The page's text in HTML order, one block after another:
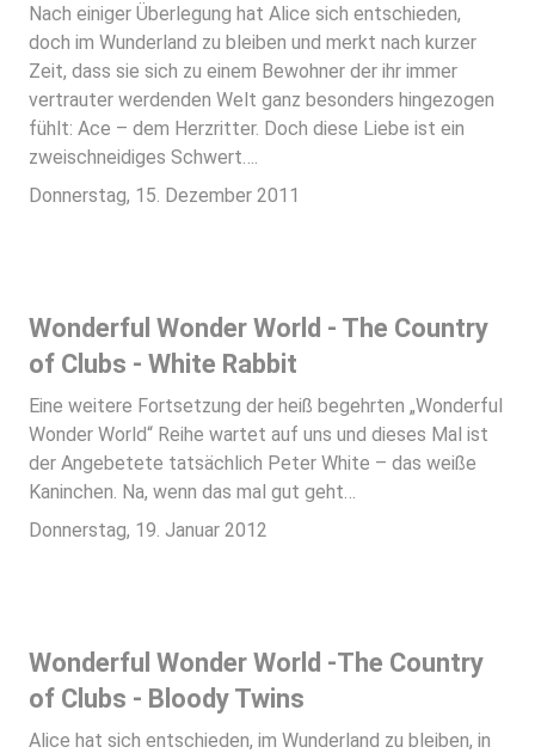
Nach einiger Überlegung hat Alice sich entschieden,
doch im Wunderland zu bleiben und merkt nach kurzer
Zeit, dass sie sich zu einem Bewohner der ihr immer
vertrauter werdenden Welt ganz besonders hingezogen
fühlt: Ace – dem Herzritter. Doch diese Liebe ist ein
zweischneidiges Schwert….
Donnerstag, 15. Dezember 2011
Wonderful Wonder World - The Country
of Clubs - White Rabbit
Eine weitere Fortsetzung der heiß begehrten „Wonderful
Wonder World“ Reihe wartet auf uns und dieses Mal ist
der Angebetete tatsächlich Peter White – das weiße
Kaninchen. Na, wenn das mal gut geht…
Donnerstag, 19. Januar 2012
Wonderful Wonder World -The Country
of Clubs - Bloody Twins
Alice hat sich entschieden, im Wunderland zu bleiben, in